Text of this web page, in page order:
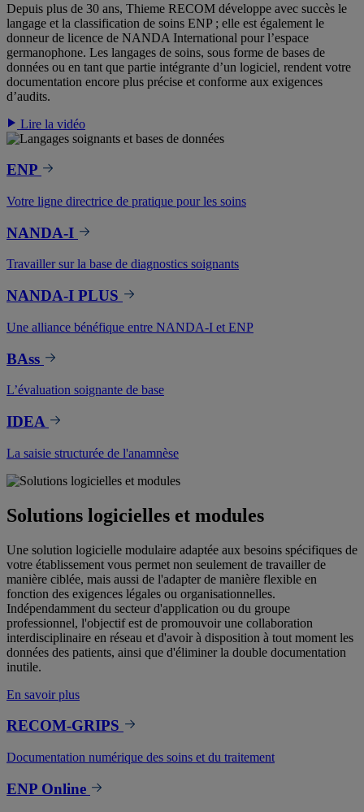
Depuis plus de 30 ans, Thieme RECOM développe avec succès le
langage et la classification de soins ENP ; elle est également le
donneur de licence de NANDA International pour l’espace
germanophone. Les langages de soins, sous forme de bases de
données ou en tant que partie intégrante d’un logiciel, rendent votre
documentation encore plus précise et conforme aux exigences
d’audits.
Lire la vidéo
ENP
Votre ligne directrice de pratique pour les soins
NANDA-I
Travailler sur la base de diagnostics soignants
NANDA-I PLUS
Une alliance bénéfique entre NANDA-I et ENP
BAss
L’évaluation soignante de base
IDEA
La saisie structurée de l'anamnèse
Solutions logicielles et modules
Une solution logicielle modulaire adaptée aux besoins spécifiques de
votre établissement vous permet non seulement de travailler de
manière ciblée, mais aussi de l'adapter de manière flexible en
fonction des exigences légales ou organisationnelles.
Indépendamment du secteur d'application ou du groupe
professionnel, l'objectif est de promouvoir une collaboration
interdisciplinaire en réseau et d'avoir à disposition à tout moment les
données des patients, ainsi que d'éliminer la double documentation
inutile.
En savoir plus
RECOM-GRIPS
Documentation numérique des soins et du traitement
ENP Online